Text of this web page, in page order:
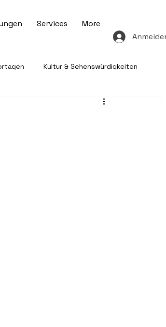
Services
More
Kultur & Sehenswürdigkeiten